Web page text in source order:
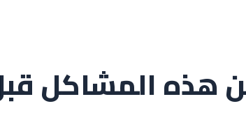
هذه المشاكل